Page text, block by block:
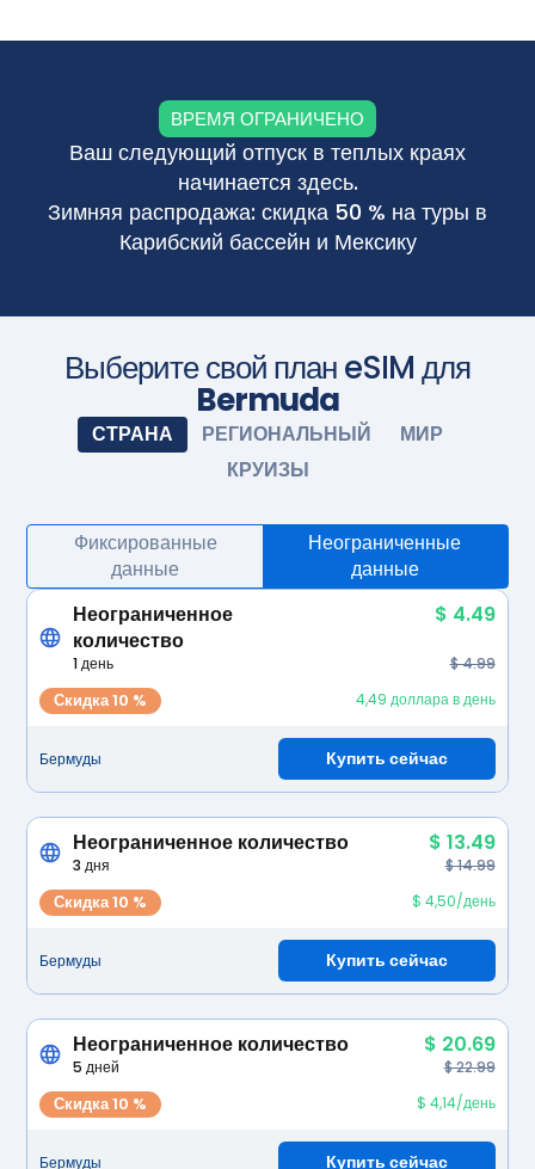
активируется автоматически. Наслаждайтесь
ВРЕМЯ ОГРАНИЧЕНО
Ваш следующий отпуск в теплых краях
начинается здесь.
Зимняя распродажа: скидка 50 % на туры в
Карибский бассейн и Мексику
Выберите свой план eSIM для
Bermuda
СТРАНА РЕГИОНАЛЬНЫЙ
МИР
КРУИЗЫ
Фиксированные
данные
Неограниченные
данные
Неограниченное
количество
$ 4.49
1 день $ 4.99
Скидка 10 % 4,49 доллара в день
Бермуды Купить сейчас
Неограниченное количество $ 13.49
3 дня $ 14.99
Скидка 10 % $ 4,50/день
Бермуды Купить сейчас
Неограниченное количество $ 20.69
5 дней $ 22.99
Скидка 10 % $ 4,14/день
Бермуды Купить сейчас